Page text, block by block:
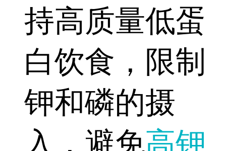
持高质量低蛋
白饮食，限制
钾和磷的摄
入，避免高钾